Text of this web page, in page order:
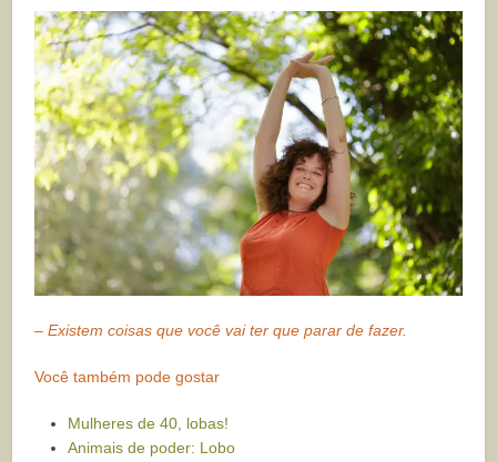
– Existem coisas que você vai ter que parar de fazer.
Você também pode gostar
Mulheres de 40, lobas!
Animais de poder: Lobo